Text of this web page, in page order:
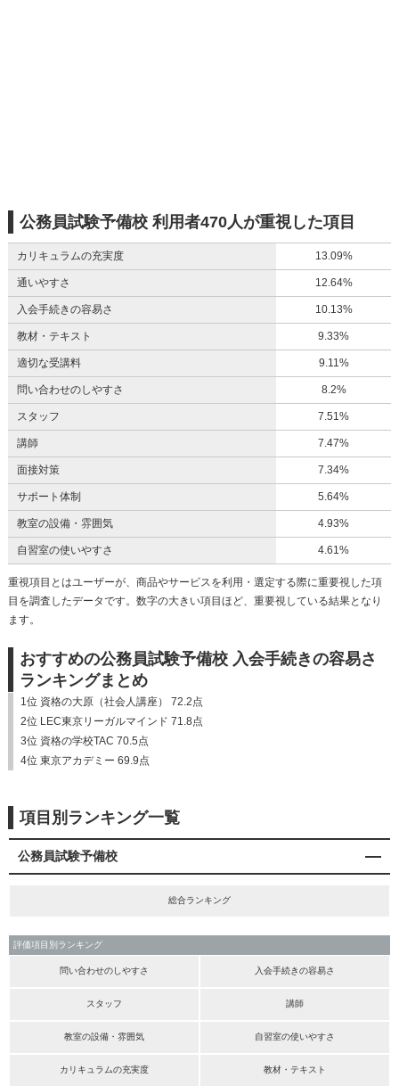
公務員試験予備校 利用者470人が重視した項目
カリキュラムの充実度 13.09%
通いやすさ 12.64%
入会手続きの容易さ 10.13%
教材・テキスト 9.33%
適切な受講料 9.11%
問い合わせのしやすさ 8.2%
スタッフ 7.51%
講師 7.47%
面接対策 7.34%
サポート体制 5.64%
教室の設備・雰囲気 4.93%
自習室の使いやすさ 4.61%
重視項目とはユーザーが、商品やサービスを利用・選定する際に重要視した項
目を調査したデータです。数字の大きい項目ほど、重要視している結果となり
ます。
おすすめの公務員試験予備校 入会手続きの容易さ
ランキングまとめ
1位 資格の大原（社会人講座） 72.2点
2位 LEC東京リーガルマインド 71.8点
3位 資格の学校TAC 70.5点
4位 東京アカデミー 69.9点
項目別ランキング一覧
公務員試験予備校
総合ランキング
評価項目別ランキング
問い合わせのしやすさ 入会手続きの容易さ
スタッフ 講師
教室の設備・雰囲気 自習室の使いやすさ
カリキュラムの充実度 教材・テキスト